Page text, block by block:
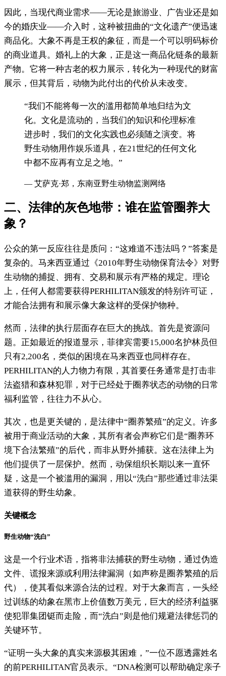
因此，当现代商业需求——无论是旅游业、广告业还是如
今的婚庆业——介入时，这种被扭曲的“文化遗产”便迅速
商品化。大象不再是王权的象征，而是一个可以明码标价
的商业道具。婚礼上的大象，正是这一商品化链条的最新
产物。它将一种古老的权力展示，转化为一种现代的财富
展示，但其背后，动物为此付出的代价从未改变。
“我们不能将每一次的滥用都简单地归结为文
化。文化是流动的，当我们的知识和伦理标准
进步时，我们的文化实践也必须随之演变。将
野生动物用作娱乐道具，在21世纪的任何文化
中都不应再有立足之地。 ”
— 艾萨克·郑，东南亚野生动物监测网络
二、法律的灰色地带：谁在监管圈养大
象？
公众的第一反应往往是质问：“这难道不违法吗？”答案是
复杂的。马来西亚通过《2010年野生动物保育法令》对野
生动物的捕捉、拥有、交易和展示有严格的规定。理论
上，任何人都需要获得PERHILITAN颁发的特别许可证，
才能合法拥有和展示像大象这样的受保护物种。
然而，法律的执行层面存在巨大的挑战。首先是资源问
题。正如最近的报道显示，菲律宾需要15,000名护林员但
只有2,200名，类似的困境在马来西亚也同样存在。
PERHILITAN的人力物力有限，其首要任务通常是打击非
法盗猎和森林犯罪，对于已经处于圈养状态的动物的日常
福利监管，往往力不从心。
其次，也是更关键的，是法律中“圈养繁殖”的定义。许多
被用于商业活动的大象，其所有者会声称它们是“圈养环
境下合法繁殖”的后代，而非从野外捕获。这在法律上为
他们提供了一层保护。然而，动保组织长期以来一直怀
疑，这是一个被滥用的漏洞，用以“洗白”那些通过非法渠
道获得的野生幼象。
关键概念
野生动物“洗白”
这是一个行业术语，指将非法捕获的野生动物，通过伪造
文件、谎报来源或利用法律漏洞（如声称是圈养繁殖的后
代），使其看似来源合法的过程。对于大象而言，一头经
过训练的幼象在黑市上价值数万美元，巨大的经济利益驱
使犯罪集团铤而走险，而“洗白”则是他们规避法律惩罚的
关键环节。
“证明一头大象的真实来源极其困难，”一位不愿透露姓名
的前PERHILITAN官员表示。“DNA检测可以帮助确定亲子